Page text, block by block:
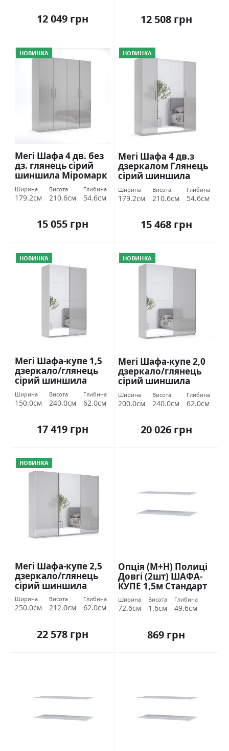
12 049 грн 12 508 грн
НОВИНКА
Мегі Шафа 4 дв. без
дз. глянець сірий
шиншила Міромарк
Ширина
179.2см
Висота
210.6см
Глибина
54.6см
15 055 грн
НОВИНКА
Мегі Шафа 4 дв.з
дзеркалом Глянець
сірий шиншила
Міромарк
Ширина
179.2см
Висота
210.6см
Глибина
54.6см
15 468 грн
НОВИНКА
Мегі Шафа-купе 1,5
дзеркало/глянець
сірий шиншила
Міромарк
Ширина
150.0см
Висота
240.0см
Глибина
62.0см
17 419 грн
НОВИНКА
Мегі Шафа-купе 2,0
дзеркало/глянець
сірий шиншила
Міромарк
Ширина
200.0см
Висота
240.0см
Глибина
62.0см
20 026 грн
НОВИНКА
Мегі Шафа-купе 2,5
дзеркало/глянець
сірий шиншила
Міромарк
Ширина
250.0см
Висота
212.0см
Глибина
62.0см
22 578 грн
Опція (М+Н) Полиці
Довгі (2шт) ШАФА-
КУПЕ 1,5м Стандарт
Ширина
72.6см
Висота
1.6см
Глибина
49.6см
869 грн